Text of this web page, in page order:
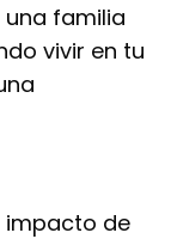
familia
vivir en tu
impacto de